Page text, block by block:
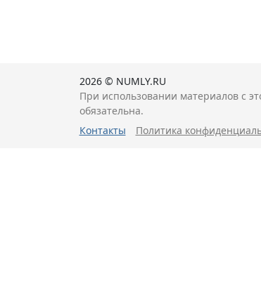
2026 © NUMLY.RU
При использовании материалов с
обязательна.
Контакты
Политика